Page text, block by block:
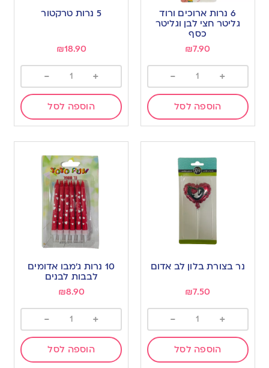
6 נרות ארוכים ורוד
גליטר חצי לבן וגליטר
כסף
₪7.90
+
-
הוספה לסל
5 נרות טרקטור
₪18.90
+
-
הוספה לסל
נר בצורת בלון לב אדום
₪7.50
+
-
הוספה לסל
10 נרות ג’מבו אדומים
לבבות לבנים
₪8.90
+
-
הוספה לסל